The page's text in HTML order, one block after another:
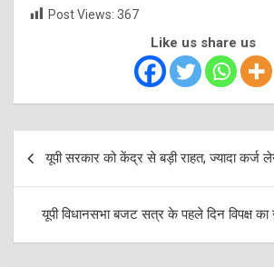
Post Views: 367
Like us share us
Post
navigation
यूपी सरकार को केंद्र से बड़ी राहत, ज्यादा कर्ज
यूपी विधानसभा बजट सत्र के पहले दिन विपक्ष का